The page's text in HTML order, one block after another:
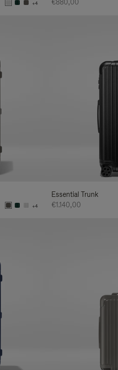
+4
€880,00
+4
Essential Trunk
€1.140,00